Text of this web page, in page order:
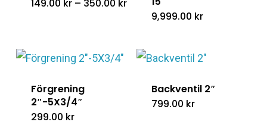
149.00 kr – 350.00 krPrisintervall:
149.00 kr9,999.00 kr
Förgrening
2″-5X3/4″
299.00 kr
Backventil 2″
799.00 kr